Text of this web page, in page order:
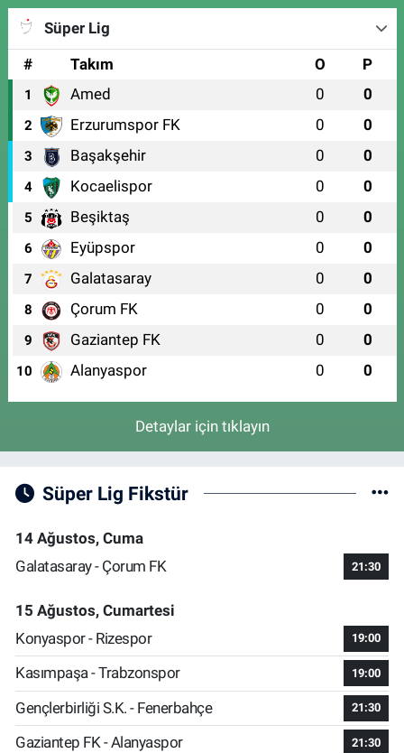
Süper Lig
#
Takım O P
1 Amed 0 0
2 Erzurumspor FK 0 0
3 Başakşehir 0 0
4 Kocaelispor 0 0
5 Beşiktaş 0 0
6 Eyüpspor 0 0
7 Galatasaray 0 0
8 Çorum FK 0 0
9 Gaziantep FK 0 0
10 Alanyaspor 0 0
Detaylar için tıklayın
Süper Lig Fikstür
14 Ağustos, Cuma
Galatasaray - Çorum FK
21:30
15 Ağustos, Cumartesi
Konyaspor - Rizespor
19:00
Kasımpaşa - Trabzonspor 19:00
Gençlerbirliği S.K. - Fenerbahçe 21:30
Gaziantep FK - Alanyaspor 21:30